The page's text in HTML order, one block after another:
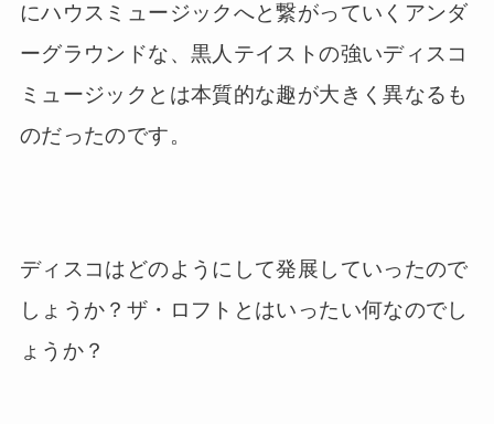
にハウスミュージックへと繋がっていくアンダ
ーグラウンドな、黒人テイストの強いディスコ
ミュージックとは本質的な趣が大きく異なるも
のだったのです。
ディスコはどのようにして発展していったので
しょうか？ザ・ロフトとはいったい何なのでし
ょうか？